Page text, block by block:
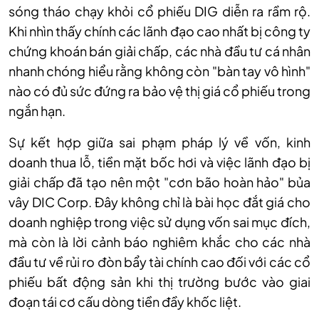
sóng tháo chạy khỏi cổ phiếu DIG diễn ra rầm rộ.
Khi nhìn thấy chính các lãnh đạo cao nhất bị công ty
chứng khoán bán giải chấp, các nhà đầu tư cá nhân
nhanh chóng hiểu rằng không còn "bàn tay vô hình"
nào có đủ sức đứng ra bảo vệ thị giá cổ phiếu trong
ngắn hạn.
Sự kết hợp giữa sai phạm pháp lý về vốn, kinh
doanh thua lỗ, tiền mặt bốc hơi và việc lãnh đạo bị
giải chấp đã tạo nên một "cơn bão hoàn hảo" bủa
vây DIC Corp. Đây không chỉ là bài học đắt giá cho
doanh nghiệp trong việc sử dụng vốn sai mục đích,
mà còn là lời cảnh báo nghiêm khắc cho các nhà
đầu tư về rủi ro đòn bẩy tài chính cao đối với các cổ
phiếu bất động sản khi thị trường bước vào giai
đoạn tái cơ cấu dòng tiền đầy khốc liệt.